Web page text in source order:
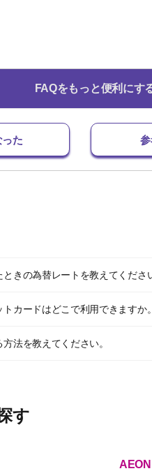
FAQをもっと便利にす
た
きの為替レートを教えてくださ
カードはどこで利用できますか。
法を教えてください。
す